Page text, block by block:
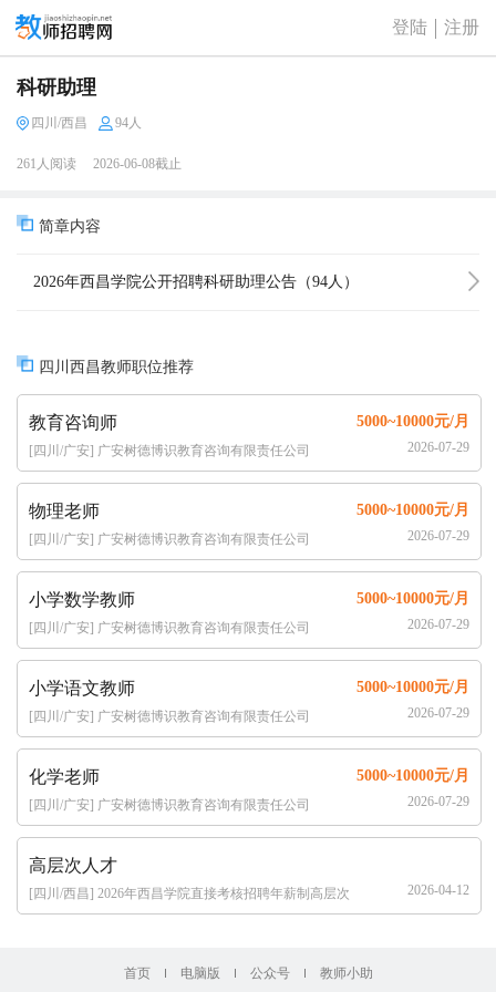
登陆 注册
科研助理
四川/西昌 94人
261人阅读 2026-06-08截止
简章内容
2026年西昌学院公开招聘科研助理公告（94人）
四川西昌教师职位推荐
教育咨询师 5000~10000元/月
[四川/广安] 广安树德博识教育咨询有限责任公司 2026-07-29
物理老师 5000~10000元/月
[四川/广安] 广安树德博识教育咨询有限责任公司 2026-07-29
小学数学教师 5000~10000元/月
[四川/广安] 广安树德博识教育咨询有限责任公司 2026-07-29
小学语文教师 5000~10000元/月
[四川/广安] 广安树德博识教育咨询有限责任公司 2026-07-29
化学老师 5000~10000元/月
[四川/广安] 广安树德博识教育咨询有限责任公司 2026-07-29
高层次人才
[四川/西昌] 2026年西昌学院直接考核招聘年薪制高层次
人才公告（32人）
2026-04-12
首页 电脑版 公众号 教师小助